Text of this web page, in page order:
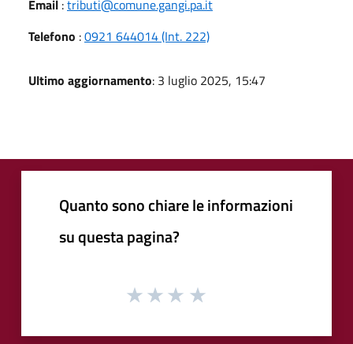
Email :tributi@comune.gangi.pa.it
Telefono :0921 644014 (Int. 222)
Ultimo aggiornamento: 3 luglio 2025, 15:47
Quanto sono chiare le informazioni
su questa pagina?